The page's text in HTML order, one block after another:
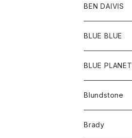
バッグ
ポーチ
トップス
Ｔシャツ
BEN DAIVIS
ポトム
パンツ
BLUE BLUE
アウター
カーディガン
コート
アクセサリー
バッグ
キッズ
BLUE PLANET
サングラス
Blundstone
Brady